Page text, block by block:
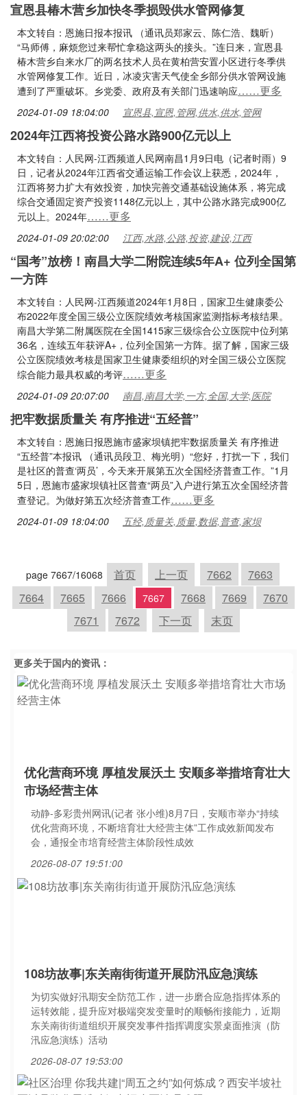
宣恩县椿木营乡加快冬季损毁供水管网修复
本文转自：恩施日报本报讯 （通讯员郑家云、陈仁浩、魏昕）
“马师傅，麻烦您过来帮忙拿稳这两头的接头。”连日来，宣恩县
椿木营乡自来水厂的两名技术人员在黄柏营安置小区进行冬季供
水管网修复工作。近日，冰凌灾害天气使全乡部分供水管网设施
遭到了严重破坏。乡党委、政府及有关部门迅速响应……更多
2024-01-09 18:04:00 宣恩县,宣恩,管网,供水,供水,管网
2024年江西将投资公路水路900亿元以上
本文转自：人民网-江西频道人民网南昌1月9日电（记者时雨）9
日，记者从2024年江西省交通运输工作会议上获悉，2024年，
江西将努力扩大有效投资，加快完善交通基础设施体系，将完成
综合交通固定资产投资1148亿元以上，其中公路水路完成900亿
元以上。2024年……更多
2024-01-09 20:02:00 江西,水路,公路,投资,建设,江西
“国考”放榜！南昌大学二附院连续5年A+ 位列全国第
一方阵
本文转自：人民网-江西频道2024年1月8日，国家卫生健康委公
布2022年度全国三级公立医院绩效考核国家监测指标考核结果。
南昌大学第二附属医院在全国1415家三级综合公立医院中位列第
36名，连续五年获评A+，位列全国第一方阵。据了解，国家三级
公立医院绩效考核是国家卫生健康委组织的对全国三级公立医院
综合能力最具权威的考评……更多
2024-01-09 20:07:00 南昌,南昌大学,一方,全国,大学,医院
把牢数据质量关 有序推进“五经普”
本文转自：恩施日报恩施市盛家坝镇把牢数据质量关 有序推进
“五经普”本报讯 （通讯员段卫、梅光明）“您好，打扰一下，我们
是社区的普查‘两员’，今天来开展第五次全国经济普查工作。”1月
5日，恩施市盛家坝镇社区普查“两员”入户进行第五次全国经济普
查登记。为做好第五次经济普查工作……更多
2024-01-09 18:04:00 五经,质量关,质量,数据,普查,家坝
page 7667/16068 首页 上一页 7662
7663
7664
7665 7666 7667 7668 7669
7670
7671
7672 下一页 末页
更多关于国内的资讯：
优化营商环境 厚植发展沃土 安顺多举措培育壮大
市场经营主体
动静-多彩贵州网讯(记者 张小维)8月7日，安顺市举办“持续
优化营商环境，不断培育壮大经营主体”工作成效新闻发布
会，通报全市培育经营主体阶段性成效
2026-08-07 19:51:00
108坊故事|东关南街街道开展防汛应急演练
为切实做好汛期安全防范工作，进一步磨合应急指挥体系的
运转效能，提升应对极端突发变量时的顺畅衔接能力，近期
东关南街街道组织开展突发事件指挥调度实景桌面推演（防
汛应急演练）活动
2026-08-07 19:53:00